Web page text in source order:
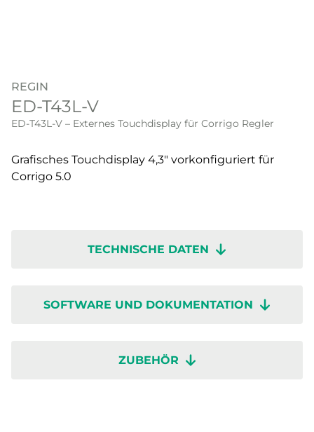
REGIN
ED-T43L-V
ED-T43L-V – Externes Touchdisplay für Corrigo Regler
Grafisches Touchdisplay 4,3" vorkonfiguriert für
Corrigo 5.0
TECHNISCHE DATEN
SOFTWARE UND DOKUMENTATION
ZUBEHÖR